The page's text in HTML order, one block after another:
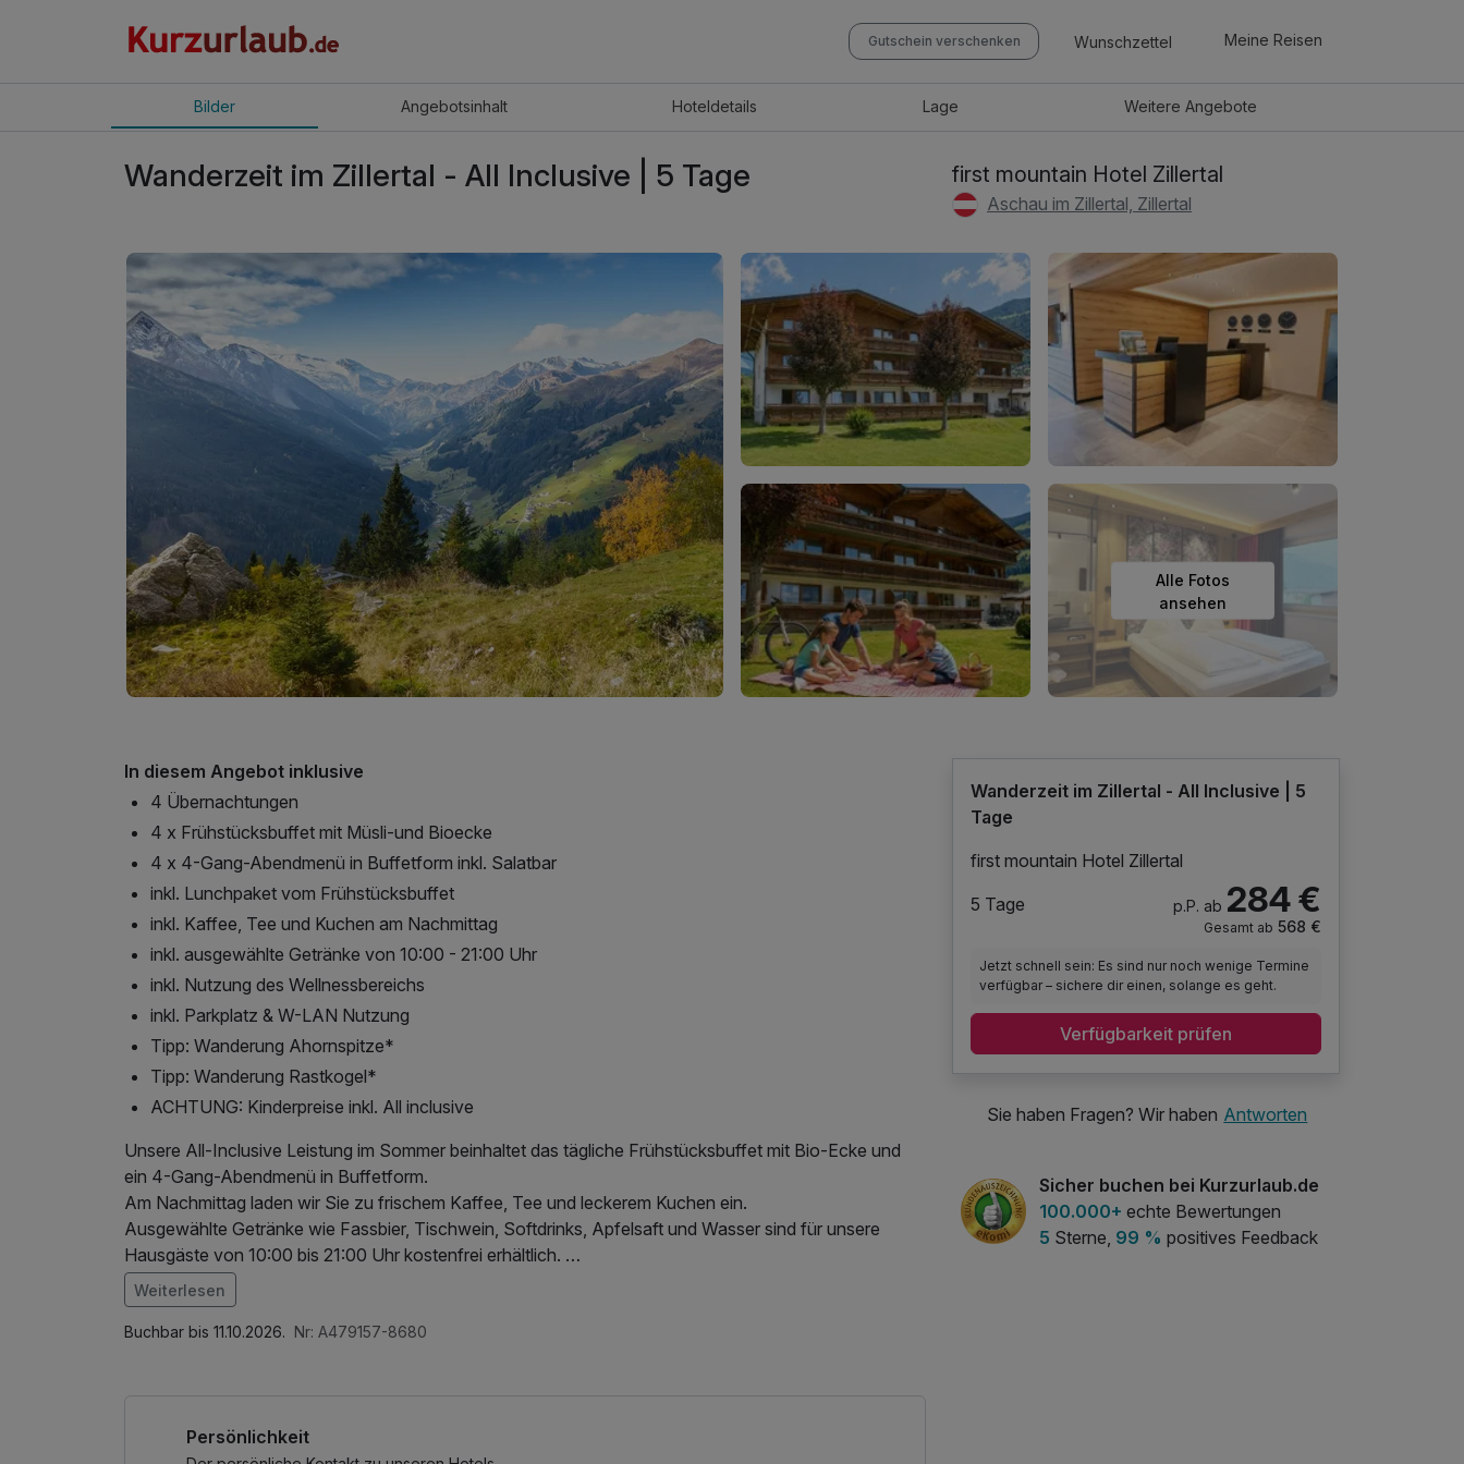
Gutschein verschenken Wunschzettel Meine Reisen
Bilder Angebotsinhalt Hoteldetails Lage WeitereAngebote
Wanderzeit im Zillertal - All Inclusive | 5 Tage first mountain Hotel Zillertal
Aschau im Zillertal, Zillertal
Alle Fotos
ansehen
In diesem Angebot inklusive
4 Übernachtungen
4 x Frühstücksbuffet mit Müsli-und Bioecke
4 x 4-Gang-Abendmenü in Buffetform inkl. Salatbar
inkl. Lunchpaket vom Frühstücksbuffet
inkl. Kaffee, Tee und Kuchen am Nachmittag
inkl. ausgewählte Getränke von 10:00 - 21:00 Uhr
inkl. Nutzung des Wellnessbereichs
inkl. Parkplatz & W-LAN Nutzung
Tipp: Wanderung Ahornspitze*
Tipp: Wanderung Rastkogel*
ACHTUNG: Kinderpreise inkl. All inclusive
Unsere All-Inclusive Leistung im Sommer beinhaltet das tägliche Frühstücksbuffet mit Bio-Ecke und
ein 4-Gang-Abendmenü in Buffetform.
Am Nachmittag laden wir Sie zu frischem Kaffee, Tee und leckerem Kuchen ein.
Ausgewählte Getränke wie Fassbier, Tischwein, Softdrinks, Apfelsaft und Wasser sind für unsere
Hausgäste von 10:00 bis 21:00 Uhr kostenfrei erhältlich.
ACHTUNG: Check-In erst ab 16:00 Uhr! Rezeption davor nicht besetzt!
Im Angebot enthalten
Saunabenutzung, Parkplatz, Nutzung des Wellnessbereichs, W-LAN Nutzung / Internetnutzung,
Weiterlesen
Buchbar bis 11.10.2026. Nr: A479157-8680
Persönlichkeit
Wanderzeit im Zillertal - All Inclusive | 5
Tage
first mountain Hotel Zillertal
5 Tage
p.P. ab 284 €
Gesamt ab 568 €
Jetzt schnell sein: Es sind nur noch wenige Termine
verfügbar – sichere dir einen, solange es geht.
Verfügbarkeit prüfen
Sie haben Fragen? Wir haben Antworten
Sicher buchen bei Kurzurlaub.de
100.000+ echte Bewertungen
5 Sterne, 99 % positives Feedback